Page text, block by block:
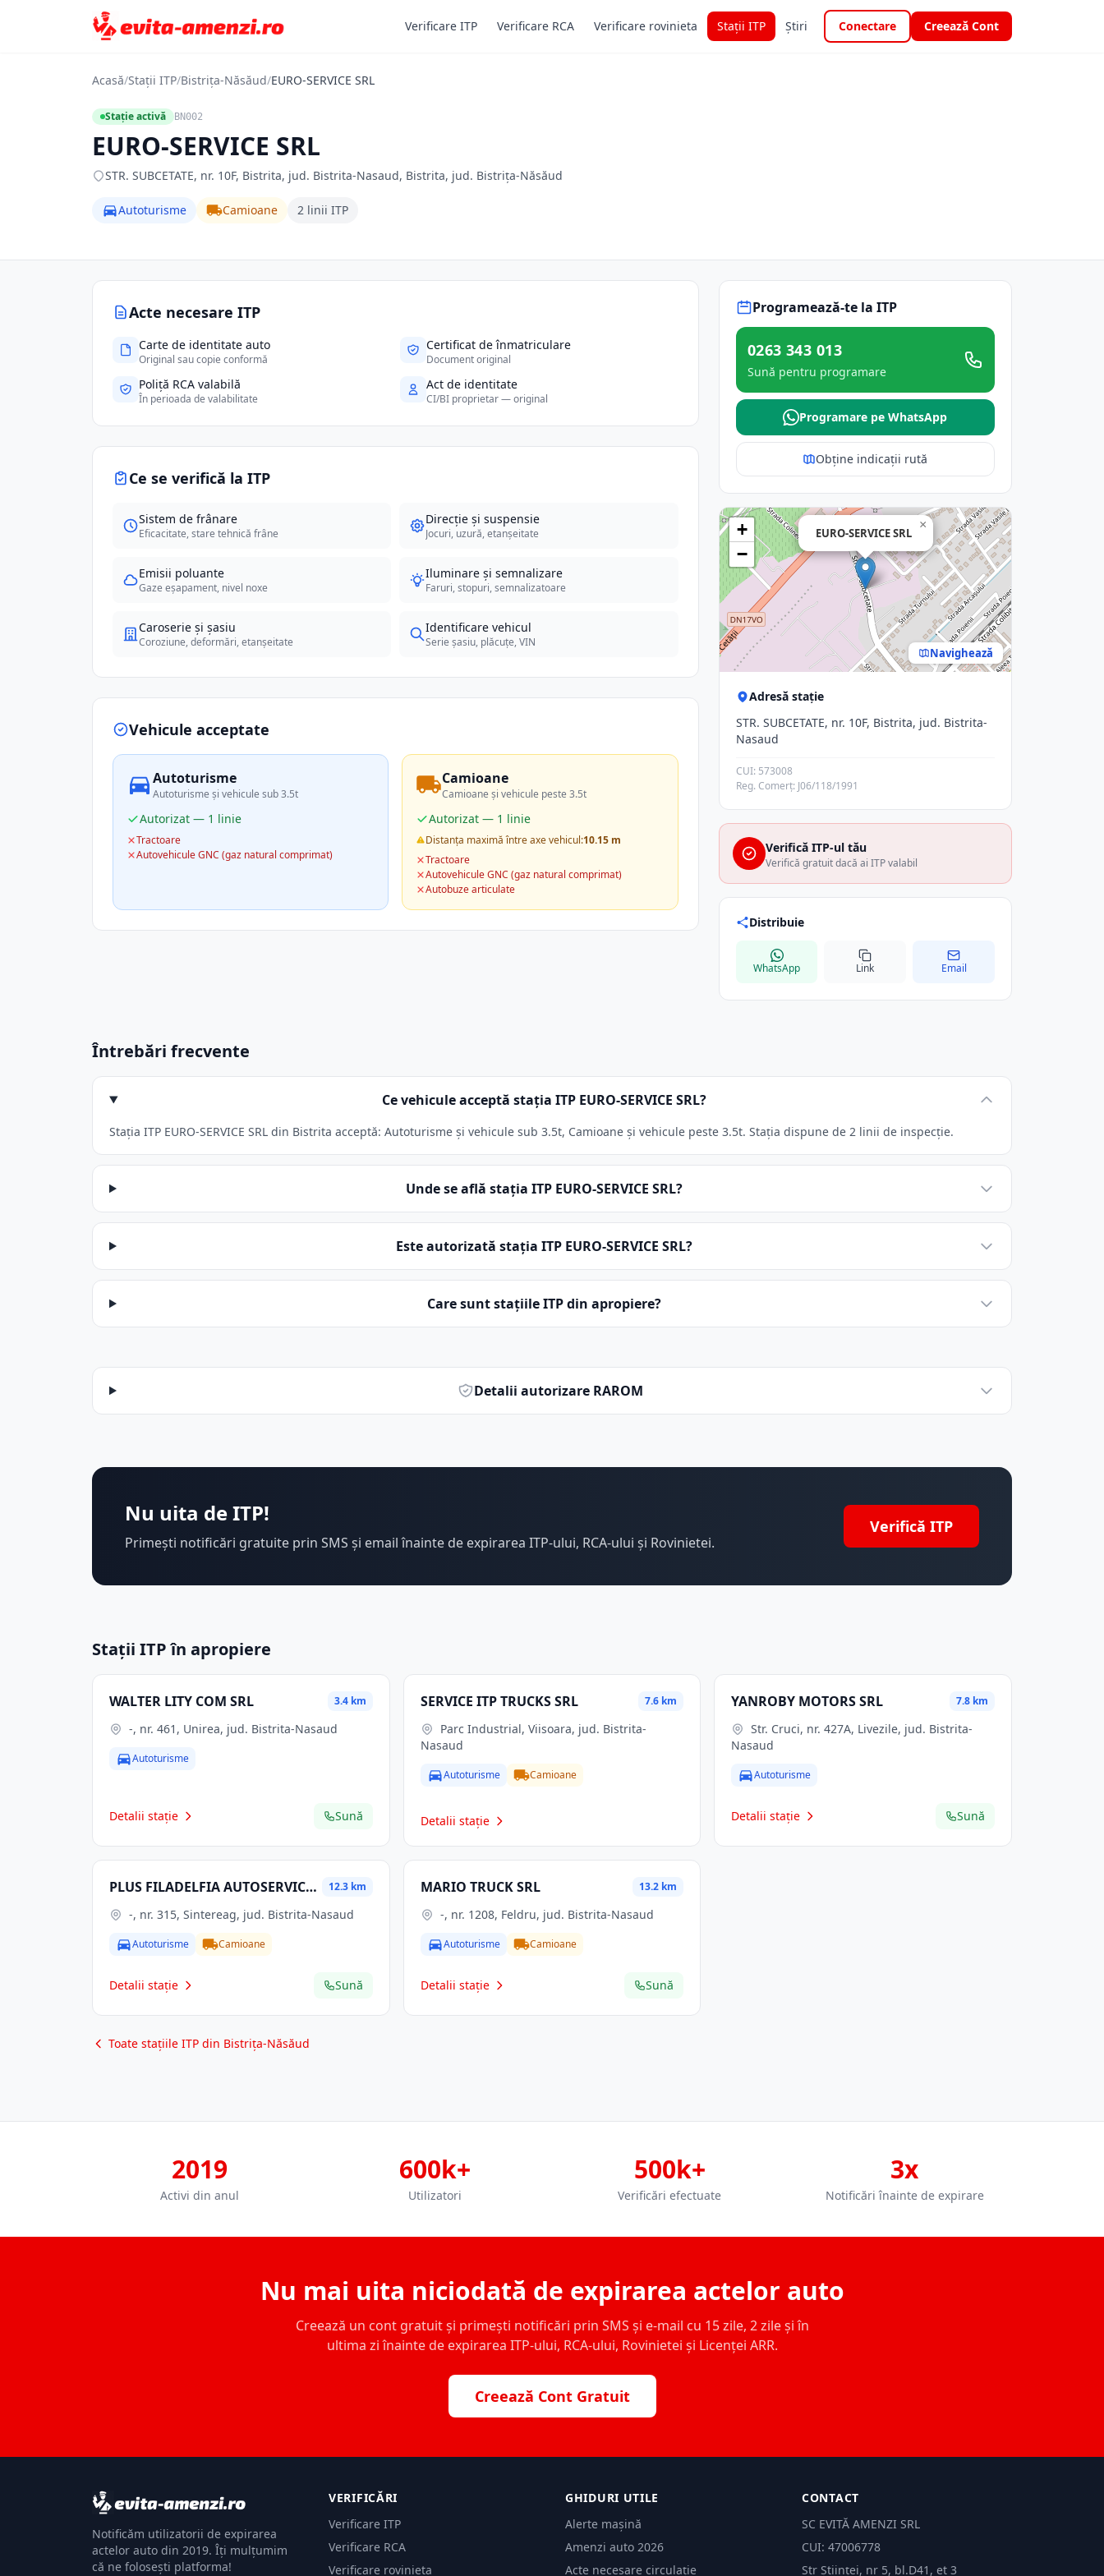
Verificare ITP Verificare RCA Verificare rovinieta Stații ITP Știri Conectare Creează Cont
Acasă/Stații ITP/Bistrița-Năsăud/EURO-SERVICE SRL
Stație activă BN002
EURO-SERVICE SRL
STR. SUBCETATE, nr. 10F, Bistrita, jud. Bistrita-Nasaud, Bistrita, jud. Bistrița-Năsăud
Autoturisme Camioane 2 linii ITP
Acte necesare ITP
Carte de identitate auto
Original sau copie conformă
Certificat de înmatriculare
Document original
Poliță RCA valabilă
În perioada de valabilitate
Act de identitate
CI/BI proprietar — original
Ce se verifică la ITP
Sistem de frânare
Eficacitate, stare tehnică frâne
Direcție și suspensie
Jocuri, uzură, etanșeitate
Emisii poluante
Gaze eșapament, nivel noxe
Iluminare și semnalizare
Faruri, stopuri, semnalizatoare
Caroserie și șasiu
Coroziune, deformări, etanșeitate
Identificare vehicul
Serie șasiu, plăcuțe, VIN
Vehicule acceptate
Autoturisme
Autoturisme și vehicule sub 3.5t
Autorizat — 1 linie
Tractoare
Autovehicule GNC (gaz natural comprimat)
Camioane
Camioane și vehicule peste 3.5t
Autorizat — 1 linie
Distanța maximă între axe vehicul:10.15 m
Tractoare
Autovehicule GNC (gaz natural comprimat)
Autobuze articulate
Programează-te la ITP
0263 343 013
Sună pentru programare
Programare pe WhatsApp
Obține indicații rută
EURO-SERVICE SRL
×
+
−
Navighează
Adresă stație
STR. SUBCETATE, nr. 10F, Bistrita, jud. Bistrita-
Nasaud
CUI: 573008
Reg. Comerț: J06/118/1991
Verifică ITP-ul tău
Verifică gratuit dacă ai ITP valabil
Distribuie
WhatsApp Link Email
Întrebări frecvente
Ce vehicule acceptă stația ITP EURO-SERVICE SRL?
Stația ITP EURO-SERVICE SRL din Bistrita acceptă: Autoturisme și vehicule sub 3.5t, Camioane și vehicule peste 3.5t. Stația dispune de 2 linii de inspecție.
Unde se află stația ITP EURO-SERVICE SRL?
Este autorizată stația ITP EURO-SERVICE SRL?
Care sunt stațiile ITP din apropiere?
Detalii autorizare RAROM
Nu uita de ITP!
Primești notificări gratuite prin SMS și email înainte de expirarea ITP-ului, RCA-ului și Rovinietei.
Verifică ITP
Stații ITP în apropiere
WALTER LITY COM SRL 3.4 km
-, nr. 461, Unirea, jud. Bistrita-Nasaud
Autoturisme
Detalii stație Sună
SERVICE ITP TRUCKS SRL 7.6 km
Nasaud
Autoturisme Camioane
Detalii stație
YANROBY MOTORS SRL 7.8 km
Str. Cruci, nr. 427A, Livezile, jud. Bistrita-
Nasaud
Autoturisme
Detalii stație Sună
PLUS FILADELFIA AUTOSERVICE SRL 12.3 km
-, nr. 315, Sintereag, jud. Bistrita-Nasaud
Autoturisme Camioane
Detalii stație Sună
MARIO TRUCK SRL 13.2 km
-, nr. 1208, Feldru, jud. Bistrita-Nasaud
Autoturisme Camioane
Detalii stație Sună
Toate stațiile ITP din Bistrița-Năsăud
2019
Activi din anul
600k+
Utilizatori
500k+
Verificări efectuate
3x
Notificări înainte de expirare
Nu mai uita niciodată de expirarea actelor auto
Creează un cont gratuit și primești notificări prin SMS și e-mail cu 15 zile, 2 zile și în
ultima zi înainte de expirarea ITP-ului, RCA-ului, Rovinietei și Licenței ARR.
Creează Cont Gratuit
Notificăm utilizatorii de expirarea
actelor auto din 2019. Îți mulțumim
că ne folosești platforma!
VERIFICĂRI
Verificare ITP
Verificare RCA
Verificare rovinieta
GHIDURI UTILE
Alerte mașină
Amenzi auto 2026
Acte necesare circulație
CONTACT
SC EVITĂ AMENZI SRL
CUI: 47006778
Str Științei, nr 5, bl.D41, et 3